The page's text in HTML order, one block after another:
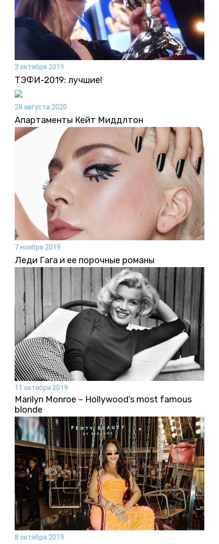
3 октября 2019
ТЭФИ-2019: лучшие!
28 августа 2020
Апартаменты Кейт Миддлтон
7 ноября 2019
Леди Гага и ее порочные романы
11 октября 2019
Marilyn Monroe – Hollywood’s most famous
blonde
8 октября 2019